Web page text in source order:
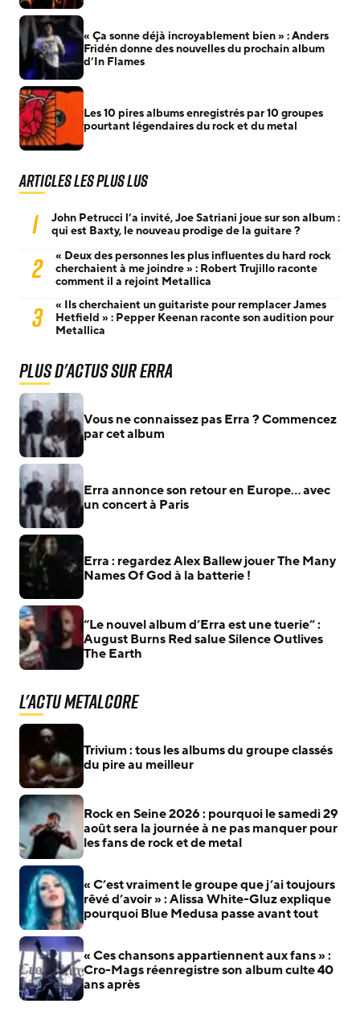
« Ça sonne déjà incroyablement bien » : Anders
Fridén donne des nouvelles du prochain album
d’In Flames
Les 10 pires albums enregistrés par 10 groupes
pourtant légendaires du rock et du metal
Articles les plus lus
1
John Petrucci l’a invité, Joe Satriani joue sur son album :
qui est Baxty, le nouveau prodige de la guitare ?
2
« Deux des personnes les plus influentes du hard rock
cherchaient à me joindre » : Robert Trujillo raconte
comment il a rejoint Metallica
3
« Ils cherchaient un guitariste pour remplacer James
Hetfield » : Pepper Keenan raconte son audition pour
Metallica
Plus d'actus sur Erra
Vous ne connaissez pas Erra ? Commencez
par cet album
Erra annonce son retour en Europe… avec
un concert à Paris
Erra : regardez Alex Ballew jouer The Many
Names Of God à la batterie !
“Le nouvel album d’Erra est une tuerie” :
August Burns Red salue Silence Outlives
The Earth
L'actu Metalcore
Trivium : tous les albums du groupe classés
du pire au meilleur
Rock en Seine 2026 : pourquoi le samedi 29
août sera la journée à ne pas manquer pour
les fans de rock et de metal
« C’est vraiment le groupe que j’ai toujours
rêvé d’avoir » : Alissa White-Gluz explique
pourquoi Blue Medusa passe avant tout
« Ces chansons appartiennent aux fans » :
Cro-Mags réenregistre son album culte 40
ans après